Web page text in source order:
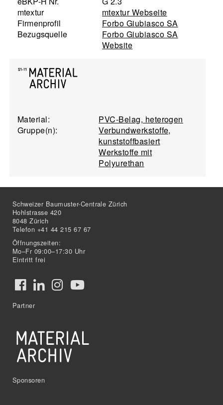
mtextur
mtextur Webseite
Firmenprofil
Forbo Giubiasco SA
Bezugsquelle
Forbo Giubiasco SA
Website
Material:
PVC-Belag, heterogen
Gruppe(n):
Verbundwerkstoffe,
kunststoffbasiert
Werkstoffe mit
Polyurethan
Schweizer Baumuster-Centrale Zürich
Hohlstrasse 420
8048 Zürich
Telefon +41 44 215 67 67
Öffnungszeiten:
Mo–Fr 09:00–17:30 Uhr
Eintritt frei
Partner
Sponsoren